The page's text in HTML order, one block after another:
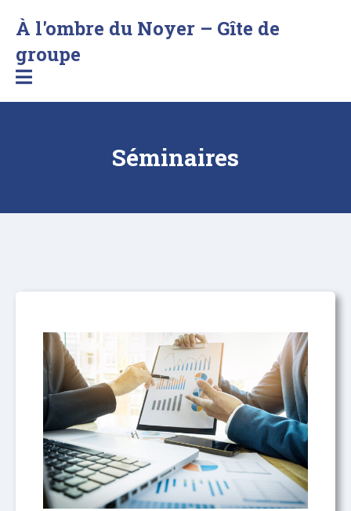
À l'ombre du Noyer – Gîte de
groupe
Séjournez
au
bord
d'un
Séminaires